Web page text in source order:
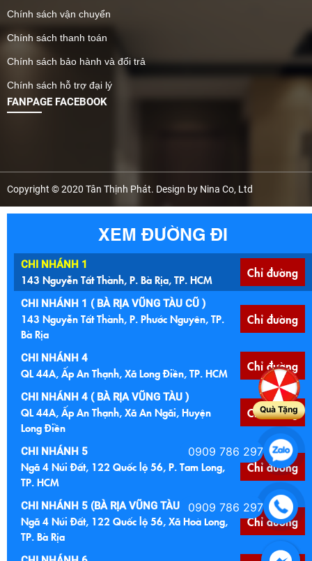
Chính sách vận chuyển
Chính sách thanh toán
Chính sách bảo hành và đổi trả
Chính sách hỗ trợ đại lý
FANPAGE FACEBOOK
Copyright © 2020 Tân Thịnh Phát. Design by Nina Co, Ltd
XEM ĐƯỜNG ĐI
CHI NHÁNH 1
143 Nguyễn Tất Thành, P. Bà Rịa, TP. HCM Chỉ đường
CHI NHÁNH 1 ( BÀ RỊA VŨNG TÀU CŨ )
143 Nguyễn Tất Thành, P. Phước Nguyên, TP.
Bà Rịa
Chỉ đường
CHI NHÁNH 4
QL 44A, Ấp An Thạnh, Xã Long Điền, TP. HCM Chỉ đường
CHI NHÁNH 4 ( BÀ RỊA VŨNG TÀU )
QL 44A, Ấp An Thạnh, Xã An Ngãi, Huyện
Long Điền
Chỉ đường
CHI NHÁNH 5
Ngã 4 Núi Đất, 122 Quốc lộ 56, P. Tam Long,
TP. HCM
Chỉ đường
CHI NHÁNH 5 (BÀ RỊA VŨNG TÀU CŨ )
Ngã 4 Núi Đất, 122 Quốc lộ 56, Xã Hoà Long,
TP. Bà Rịa
Chỉ đường
Quà Tặng
0909 786 297
0909 786 297